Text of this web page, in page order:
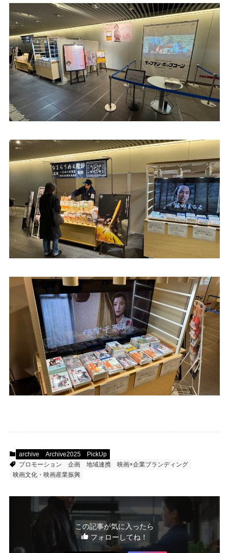
archive Archive2025
PickUp
プロモーション
企画 地域連携
映画×企業ブランディング
映画文化・映画産業振興
この記事が気に入ったら
フォローしてね！